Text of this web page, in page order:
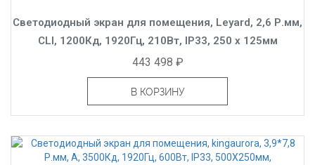
Светодиодный экран для помещения, Leyard, 2,6 Р.мм,
CLI, 1200Кд, 1920Гц, 210Вт, IP33, 250 x 125мм
443 498 ₽
В КОРЗИНУ